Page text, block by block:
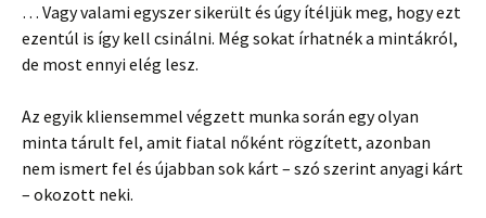
… Vagy valami egyszer sikerült és úgy ítéljük meg, hogy ezt
ezentúl is így kell csinálni. Még sokat írhatnék a mintákról,
de most ennyi elég lesz.
Az egyik kliensemmel végzett munka során egy olyan
minta tárult fel, amit fiatal nőként rögzített, azonban
nem ismert fel és újabban sok kárt – szó szerint anyagi kárt
– okozott neki.